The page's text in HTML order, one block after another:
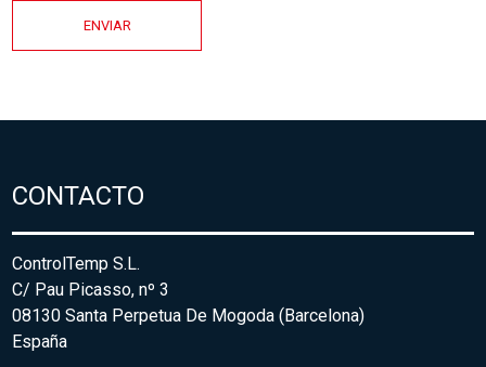
ENVIAR
CONTACTO
ControlTemp S.L.
C/ Pau Picasso, nº 3
08130 Santa Perpetua De Mogoda (Barcelona)
España